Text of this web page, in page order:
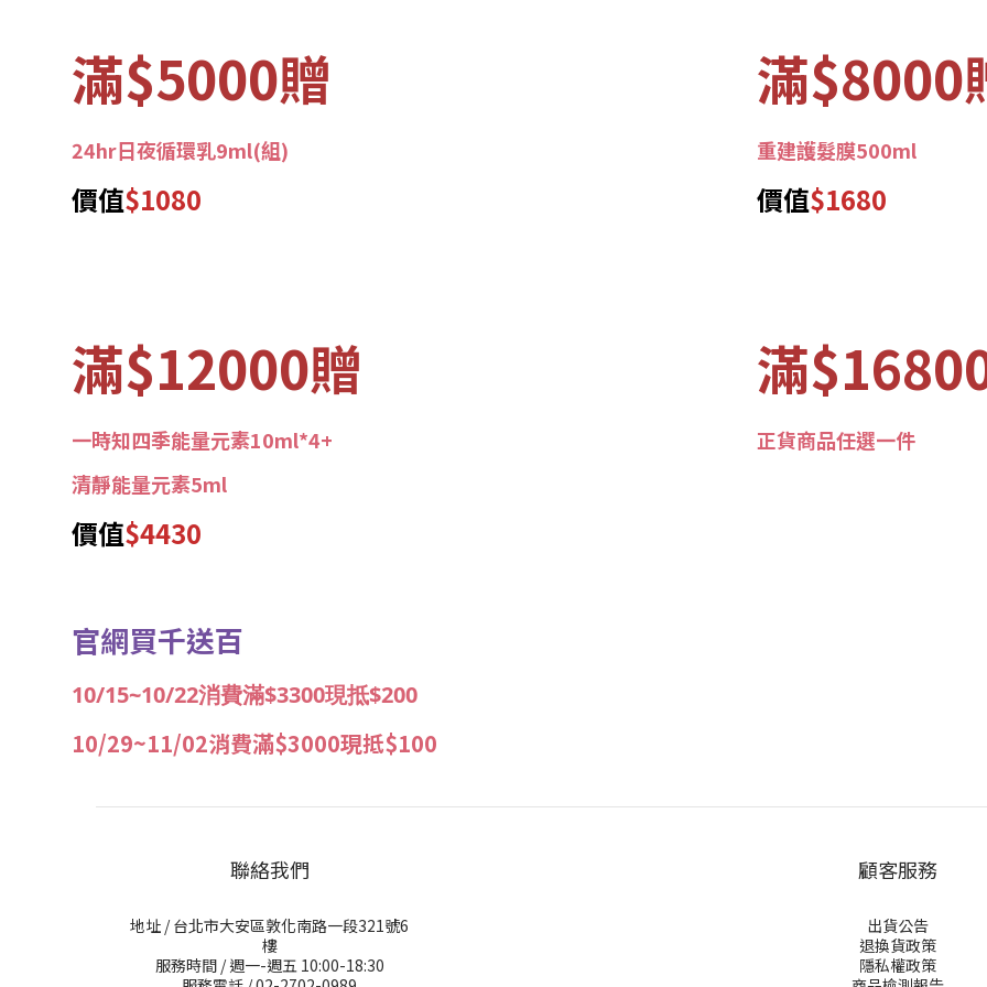
滿$5000贈
24hr日夜循環乳9ml(組)
價值$1080
滿$8000
重建護髮膜500ml
價值$1680
滿$12000贈
一時知四季能量元素10ml*4+
清靜能量元素5ml
價值$4430
滿
正貨商品任選一件
官網買千送百
10/15~10/22消費滿$3300現抵$200
10/29~11/02消費滿$3000現抵$100
聯絡我們
地址 / 台北市大安區敦化南路一段321號6
樓
服務時間 / 週一-週五 10:00-18:30
顧客服務
出貨公告
退換貨政策
隱私權政策